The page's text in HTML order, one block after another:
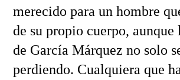
merecido para un hombre
de su propio cuerpo, aunque
de García Márquez no solo
perdiendo. Cualquiera que